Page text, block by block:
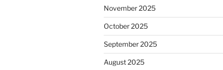
November 2025
October 2025
September 2025
August 2025